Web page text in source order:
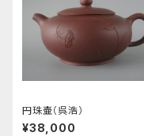
円珠壷（呉浩）
¥38,000